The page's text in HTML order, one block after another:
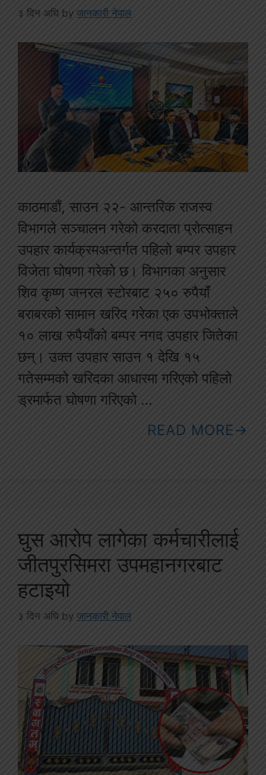
३ दिन अघि by जानकारी नेपाल
काठमाडौं, साउन २२- आन्तरिक राजस्व
विभागले सञ्चालन गरेको करदाता प्रोत्साहन
उपहार कार्यक्रमअन्तर्गत पहिलो बम्पर उपहार
विजेता घोषणा गरेको छ। विभागका अनुसार
शिव कृष्ण जनरल स्टोरबाट २५० रुपैयाँ
बराबरको सामान खरिद गरेका एक उपभोक्ताले
१० लाख रुपैयाँको बम्पर नगद उपहार जितेका
छन्। उक्त उपहार साउन १ देखि १५
गतेसम्मको खरिदका आधारमा गरिएको पहिलो
ड्रमार्फत घोषणा गरिएको …
READ MORE
घुस आरोप लागेका कर्मचारीलाई
जीतपुरसिमरा उपमहानगरबाट
हटाइयो
३ दिन अघि by जानकारी नेपाल